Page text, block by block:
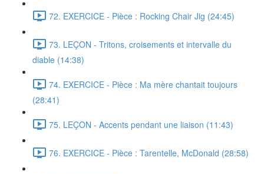
72. EXERCICE - Pièce : Rocking Chair Jig (24:45)
73. LEÇON - Tritons, croisements et intervalle du
diable (14:38)
74. EXERCICE - Pièce : Ma mère chantait toujours
(28:41)
75. LEÇON - Accents pendant une liaison (11:43)
76. EXERCICE - Pièce : Tarentelle, McDonald (28:58)